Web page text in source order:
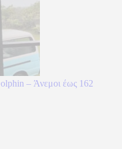
– Άνεμοι έως 162